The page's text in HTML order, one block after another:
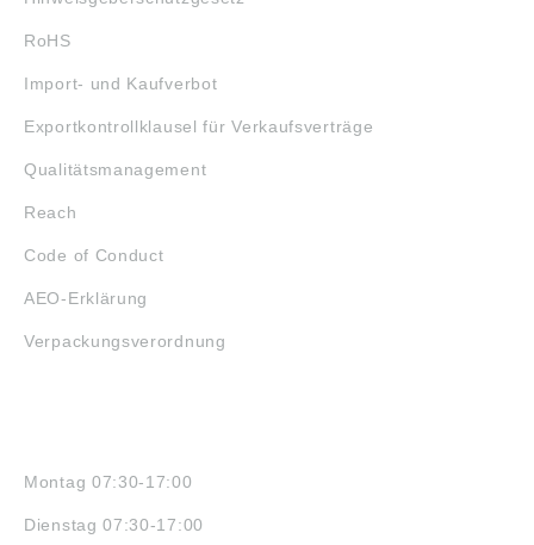
RoHS
Import- und Kaufverbot
Exportkontrollklausel für Verkaufsverträge
Qualitätsmanagement
Reach
Code of Conduct
AEO-Erklärung
Verpackungsverordnung
Montag 07:30-17:00
Dienstag 07:30-17:00